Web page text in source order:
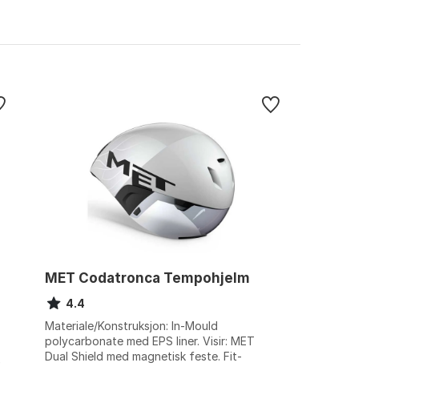
MET Codatronca Tempohjelm
4.4
Materiale/Konstruksjon: In-Mould
polycarbonate med EPS liner. Visir: MET
Dual Shield med magnetisk feste. Fit-